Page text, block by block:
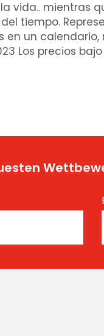
vida.. mientras
tiempo.
un
Los precios